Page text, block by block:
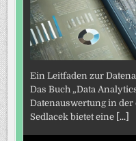
Ein Leitfaden zur
Das Buch „Data
Datenauswertung in
Sedlacek bietet eine [...]